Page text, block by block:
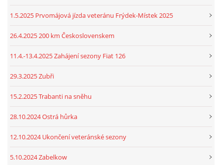
1.5.2025 Prvomájová jízda veteránu Frýdek-Místek 2025
26.4.2025 200 km Československem
11.4.-13.4.2025 Zahájení sezony Fiat 126
29.3.2025 Zubři
15.2.2025 Trabanti na sněhu
28.10.2024 Ostrá hůrka
12.10.2024 Ukončení veteránské sezony
5.10.2024 Zabelkow